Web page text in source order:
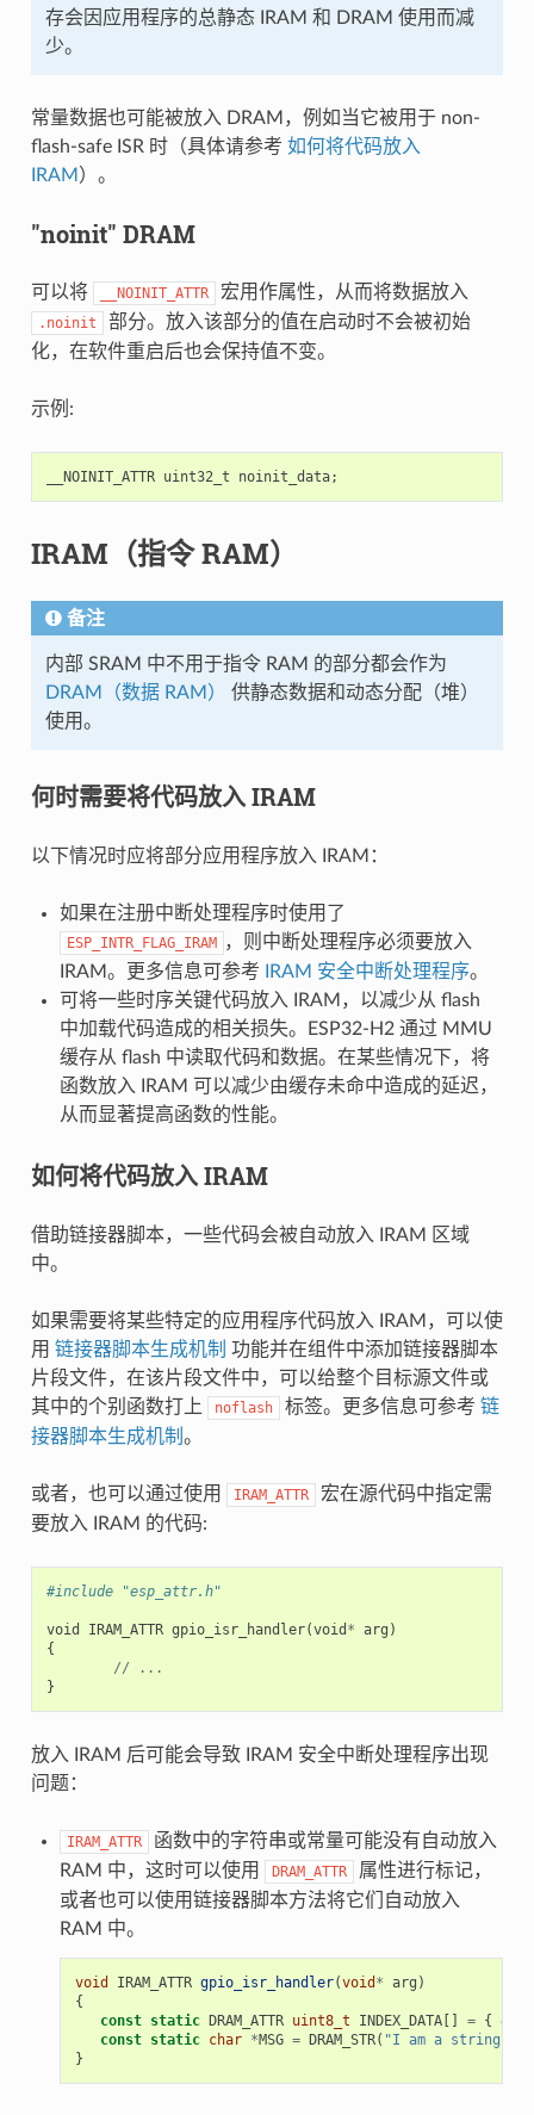
存会因应用程序的总静态 IRAM 和 DRAM 使用而减
少。
常量数据也可能被放入 DRAM，例如当它被用于 non-
flash-safe ISR 时（具体请参考 如何将代码放入
IRAM ）。
"noinit" DRAM
可以将 __NOINIT_ATTR 宏用作属性，从而将数据放入
.noinit
部分。放入该部分的值在启动时不会被初始
化，在软件重启后也会保持值不变。
示例:
__NOINIT_ATTR uint32_t noinit_data;
IRAM（指令 RAM）
备注
内部 SRAM 中不用于指令 RAM 的部分都会作为
DRAM（数据 RAM）
供静态数据和动态分配（堆）
使用。
何时需要将代码放入 IRAM
以下情况时应将部分应用程序放入 IRAM：
如果在注册中断处理程序时使用了
ESP_INTR_FLAG_IRAM ，则中断处理程序必须要放入
IRAM。更多信息可参考
IRAM 安全中断处理程序。
可将一些时序关键代码放入 IRAM，以减少从 flash
中加载代码造成的相关损失。ESP32-H2 通过 MMU
缓存从 flash 中读取代码和数据。在某些情况下，将
函数放入 IRAM 可以减少由缓存未命中造成的延迟，
从而显著提高函数的性能。
如何将代码放入 IRAM
借助链接器脚本，一些代码会被自动放入 IRAM 区域
中。
如果需要将某些特定的应用程序代码放入 IRAM，可以使
用 链接器脚本生成机制 功能并在组件中添加链接器脚本
片段文件，在该片段文件中，可以给整个目标源文件或
其中的个别函数打上
noflash 标签。更多信息可参考 链
接器脚本生成机制 。
或者，也可以通过使用 IRAM_ATTR
宏在源代码中指定需
要放入 IRAM 的代码:
#include "esp_attr.h"
void IRAM_ATTR gpio_isr_handler(void * arg )
{
//
...
}
放入 IRAM 后可能会导致 IRAM 安全中断处理程序出现
问题：
IRAM_ATTR
函数中的字符串或常量可能没有自动放入
RAM 中，这时可以使用
DRAM_ATTR
属性进行标记，
或者也可以使用链接器脚本方法将它们自动放入
RAM 中。
void IRAM_ATTR gpio_isr_handler(void * arg )
{
const static DRAM_ATTR uint8_t INDEX_DATA[] = { 45
const static char *MSG = DRAM_STR( "I am a string
}